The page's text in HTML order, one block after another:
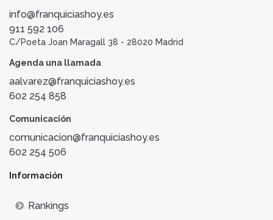
info@franquiciashoy.es
911 592 106
C/Poeta Joan Maragall 38 - 28020 Madrid
Agenda una llamada
aalvarez@franquiciashoy.es
602 254 858
Comunicación
comunicacion@franquiciashoy.es
602 254 506
Información
Rankings